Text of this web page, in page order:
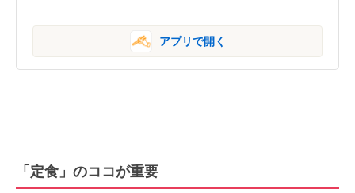
アプリで開く
「定食」のココが重要